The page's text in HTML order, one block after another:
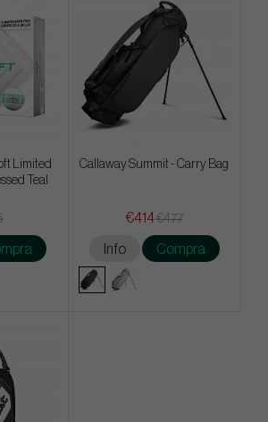
Limited
Teal
Callaway Summit - Carry Bag
€414€477
Info Compra